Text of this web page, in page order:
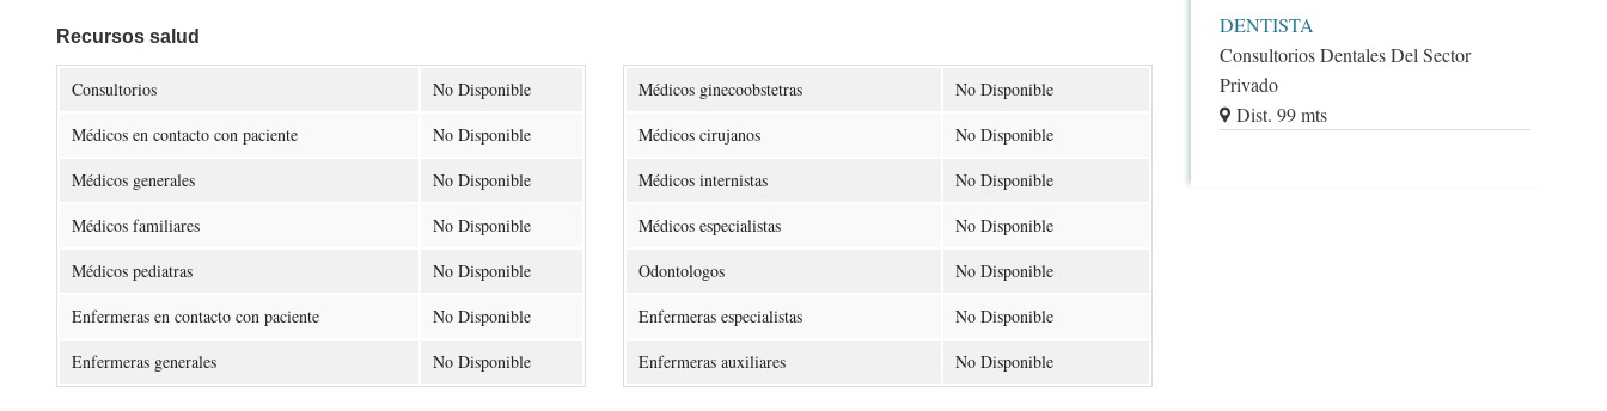
Recursos salud
Consultorios
No Disponible
Médicos en contacto con paciente
No Disponible
Médicos generales
No Disponible
Médicos familiares
No Disponible
Médicos pediatras
No Disponible
Enfermeras en contacto con paciente
No Disponible
Enfermeras generales
No Disponible
Médicos ginecoobstetras
No Disponible
Médicos cirujanos
No Disponible
Médicos internistas
No Disponible
Médicos especialistas
No Disponible
Odontologos
No Disponible
Enfermeras especialistas
No Disponible
Enfermeras auxiliares
No Disponible
DENTISTA
Consultorios Dentales Del Sector
Privado
Dist. 99 mts